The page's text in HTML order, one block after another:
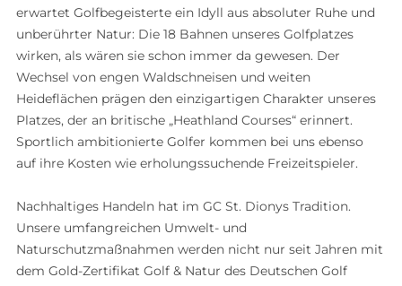
erwartet Golfbegeisterte ein Idyll aus absoluter Ruhe und
unberührter Natur: Die 18 Bahnen unseres Golfplatzes
wirken, als wären sie schon immer da gewesen. Der
Wechsel von engen Waldschneisen und weiten
Heideflächen prägen den einzigartigen Charakter unseres
Platzes, der an britische „Heathland Courses“ erinnert.
Sportlich ambitionierte Golfer kommen bei uns ebenso
auf ihre Kosten wie erholungssuchende Freizeitspieler.
Nachhaltiges Handeln hat im GC St. Dionys Tradition.
Unsere umfangreichen Umwelt- und
Naturschutzmaßnahmen werden nicht nur seit Jahren mit
dem Gold-Zertifikat Golf & Natur des Deutschen Golf